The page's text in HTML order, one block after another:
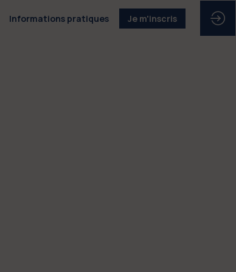
Informations pratiques Je m'inscris